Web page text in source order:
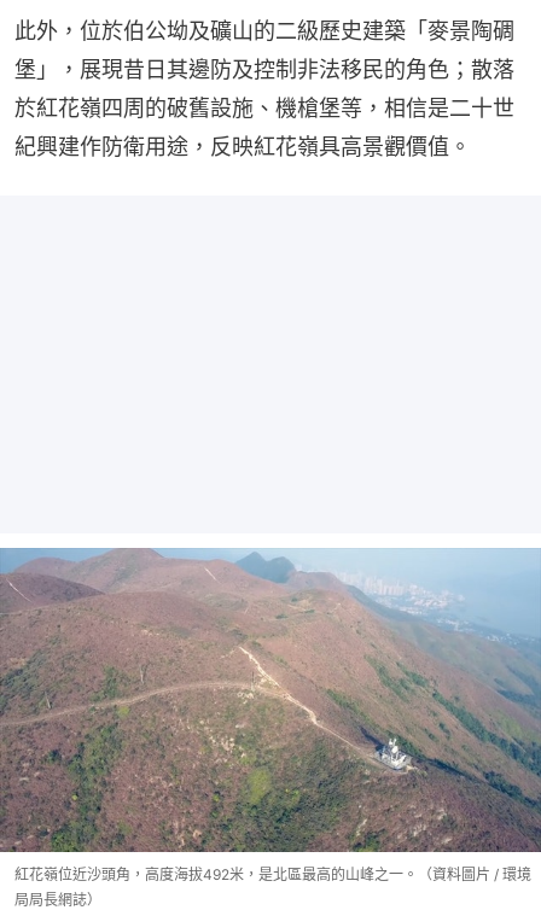
此外，位於伯公坳及礦山的二級歷史建築「麥景陶碉
堡」，展現昔日其邊防及控制非法移民的角色；散落
於紅花嶺四周的破舊設施、機槍堡等，相信是二十世
紀興建作防衛用途，反映紅花嶺具高景觀價值。
紅花嶺位近沙頭角，高度海拔492米，是北區最高的山峰之一。（資料圖片 / 環境
局局長網誌）